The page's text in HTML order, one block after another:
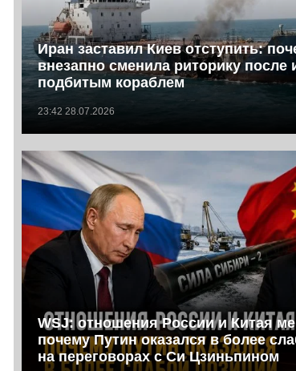
Иран заставил Киев отступить:
внезапно сменила риторику после
подбитым кораблем
23:42 28.07.2026
WSJ: отношения России и Китая
почему Путин оказался в более
на переговорах с Си Цзиньпином